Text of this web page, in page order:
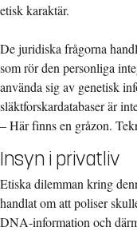
etisk karaktär.
De juridiska frågorna
som rör den personliga
använda sig av genetisk
släktforskardatabaser är
– Här finns en gråzon.
Insyn i privatliv
Etiska dilemman kring
handlat om att poliser
DNA-information och